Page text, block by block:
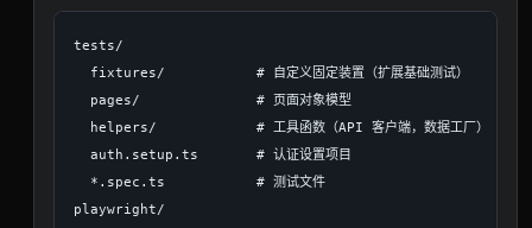
tests/
  fixtures/           # 自定义固定装置（扩展基础测试）
  pages/              # 页面对象模型
  helpers/            # 工具函数（API 客户端，数据工厂）
  auth.setup.ts       # 认证设置项目
  *.spec.ts           # 测试文件
playwright/